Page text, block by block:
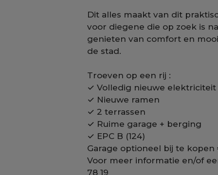
Dit alles maakt van dit
voor diegene die op zoek is
genieten van comfort en
de stad.
Troeven op een rij :
✓ Volledig nieuwe
✓ Nieuwe ramen
✓ 2 terrassen
✓ Ruime garage + berging
✓ EPC B (124)
Garage optioneel bij te kopen
Voor meer informatie en/of
78 19